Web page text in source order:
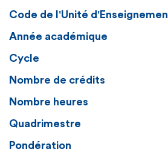
Code de l'Unité
Année académique
Cycle
Nombre de crédits
Nombre heures
Quadrimestre
Pondération